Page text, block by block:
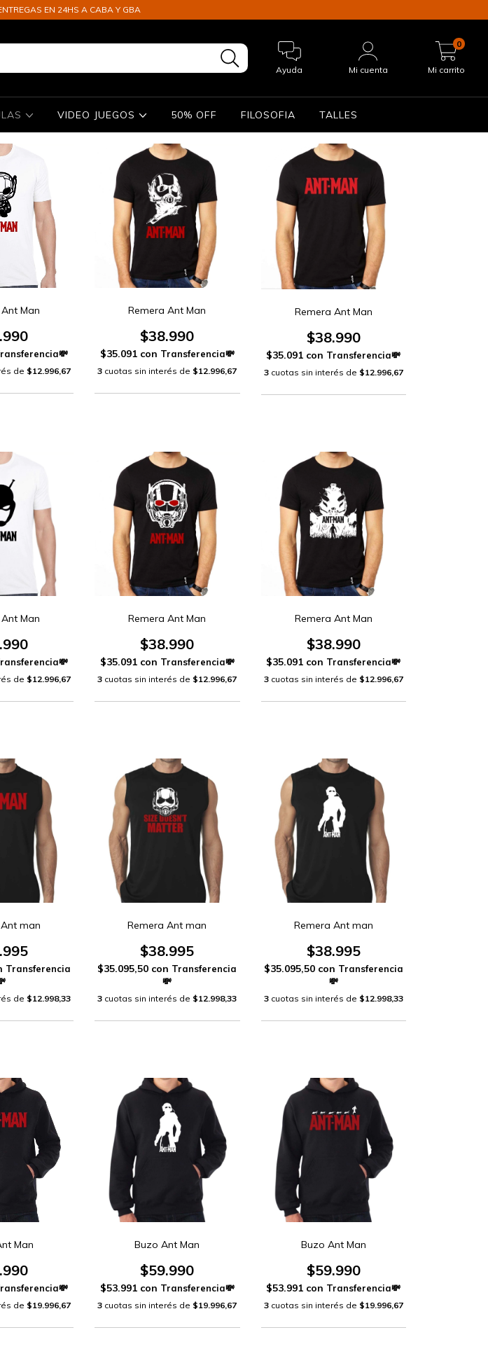
24HS A CABA Y GBA
Ayuda Mi cuenta Mi carrito
0
VIDEO JUEGOS 50% OFF FILOSOFIA TALLES
Man
de $12.996,67
Remera Ant Man
$38.990
$35.091 con
3 cuotas sin interés de $12.996,67
Remera Ant Man
$38.990
$35.091 con
3 cuotas sin interés de $12.996,67
Man
de $12.996,67
Remera Ant Man
$38.990
$35.091 con
3 cuotas sin interés de $12.996,67
Remera Ant Man
$38.990
$35.091 con
3 cuotas sin interés de $12.996,67
man
de $12.998,33
Remera Ant man
$38.995
$35.095,50 con
3 cuotas sin interés de $12.998,33
Remera Ant man
$38.995
$35.095,50 con
3 cuotas sin interés de $12.998,33
Man
de $19.996,67
Buzo Ant Man
$59.990
$53.991 con
3 cuotas sin interés de $19.996,67
Buzo Ant Man
$59.990
$53.991 con
3 cuotas sin interés de $19.996,67